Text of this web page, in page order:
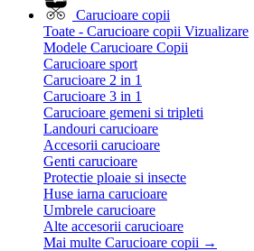
Carucioare copii
Toate - Carucioare copii Vizualizare
Modele Carucioare Copii
Carucioare sport
Carucioare 2 in 1
Carucioare 3 in 1
Carucioare gemeni si tripleti
Landouri carucioare
Accesorii carucioare
Genti carucioare
Protectie ploaie si insecte
Huse iarna carucioare
Umbrele carucioare
Alte accesorii carucioare
Mai multe Carucioare copii →